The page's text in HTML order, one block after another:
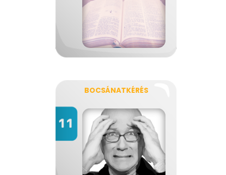
BOCSÁNATKÉRÉS